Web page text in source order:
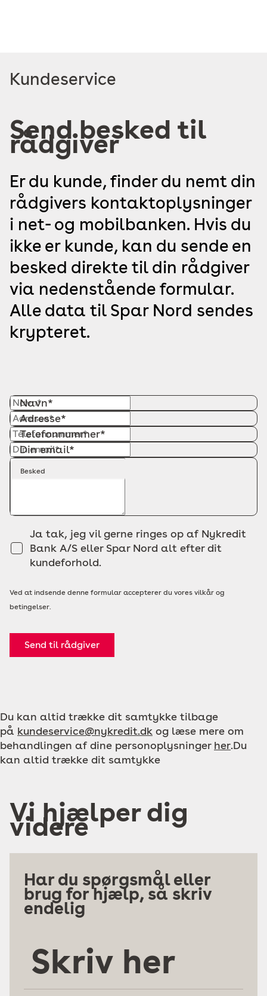
Read
Kundeservice
Send besked til
rådgiver
Er du kunde, finder du nemt din
rådgivers kontaktoplysninger
i net- og mobilbanken. Hvis du
ikke er kunde, kan du sende en
besked direkte til din rådgiver
via nedenstående formular.
Alle data til Spar Nord sendes
krypteret.
Navn*
Adresse*
Telefonnummer*
Din email*
Besked
Ja tak, jeg vil gerne ringes op af Nykredit
Bank A/S eller Spar Nord alt efter dit
kundeforhold.
Ved at indsende denne formular accepterer du vores vilkår og
betingelser.
Send til rådgiver
Du kan altid trække dit samtykke tilbage
på kundeservice@nykredit.dk og læse mere om
behandlingen af dine personoplysninger her.Du
kan altid trække dit samtykke
Vi hjælper dig
videre
Har du spørgsmål eller
brug for hjælp, så skriv
endelig
her